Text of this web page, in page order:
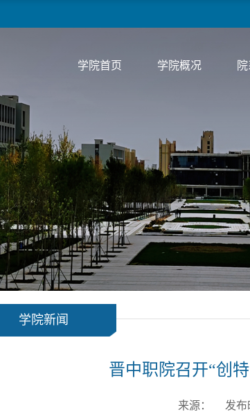
学院首页 学院概况
学院新闻
晋中职院召开“创
来源： 发布